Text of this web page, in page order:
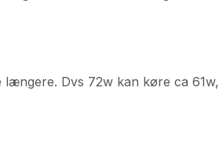
Dvs 72w kan køre ca 61w,